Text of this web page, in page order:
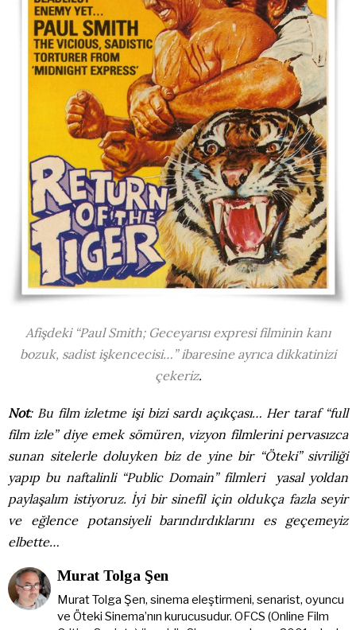
Afişdeki “Paul Smith; Geceyarısı expresi filminin kanı
bozuk, sadist işkencecisi…” ibaresine ayrıca dikkatinizi
çekeriz.
Not: Bu film izletme işi bizi sardı açıkçası… Her taraf “full
film izle” diye emek sömüren, vizyon filmlerini pervasızca
sunan sitelerle doluyken biz de yine bir “Öteki” sivriliği
yapıp bu naftalinli “Public Domain” filmleri yasal yoldan
paylaşalım istiyoruz. İyi bir sinefil için oldukça fazla seyir
ve eğlence potansiyeli barındırdıklarını es geçemeyiz
elbette…
Murat Tolga Şen
Murat Tolga Şen, sinema eleştirmeni, senarist, oyuncu
ve Öteki Sinema’nın kurucusudur. OFCS (Online Film